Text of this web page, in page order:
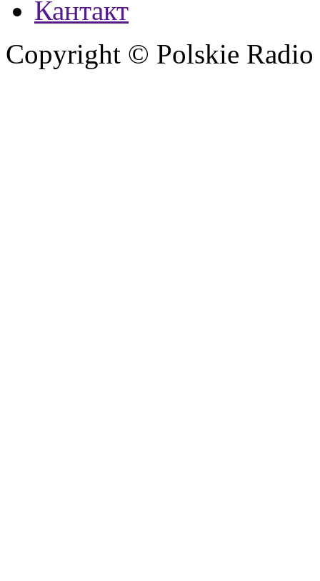
Кантакт
Copyright © Polskie